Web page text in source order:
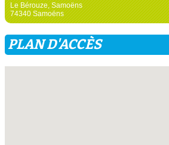
Le Bérouze, Samoëns
74340 Samoëns
PLAN D'ACCÈS